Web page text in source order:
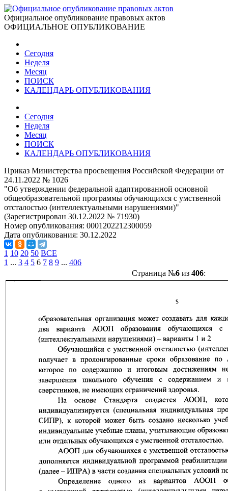
Официальное опубликование правовых актов
ОФИЦИАЛЬНОЕ ОПУБЛИКОВАНИЕ
Сегодня
Неделя
Месяц
ПОИСК
КАЛЕНДАРЬ ОПУБЛИКОВАНИЯ
Сегодня
Неделя
Месяц
ПОИСК
КАЛЕНДАРЬ ОПУБЛИКОВАНИЯ
Приказ Министерства просвещения Российской Федерации от
24.11.2022 № 1026
"Об утверждении федеральной адаптированной основной
общеобразовательной программы обучающихся с умственной
отсталостью (интеллектуальными нарушениями)"
(Зарегистрирован 30.12.2022 № 71930)
Номер опубликования: 0001202212300059
Дата опубликования: 30.12.2022
1 10 20 50 ВСЕ
1 ... 3 4 5 6 7 8 9 ... 406
Страница №6из 406: